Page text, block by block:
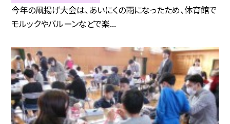
今年の凧揚げ大会は、あいにくの雨になったため、体育館で
モルックやバルーンなどで楽...